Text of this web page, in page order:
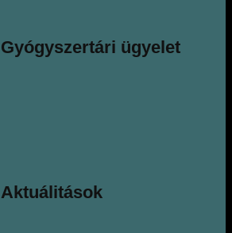
Gyógyszertári ügyelet
​Aktuálitások